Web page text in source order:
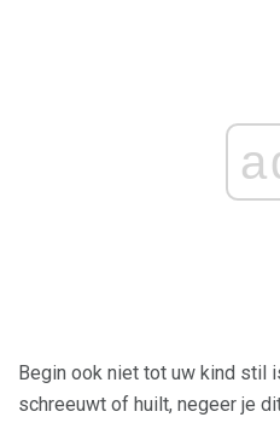
Begin ook niet tot uw kind stil
schreeuwt of huilt, negeer je